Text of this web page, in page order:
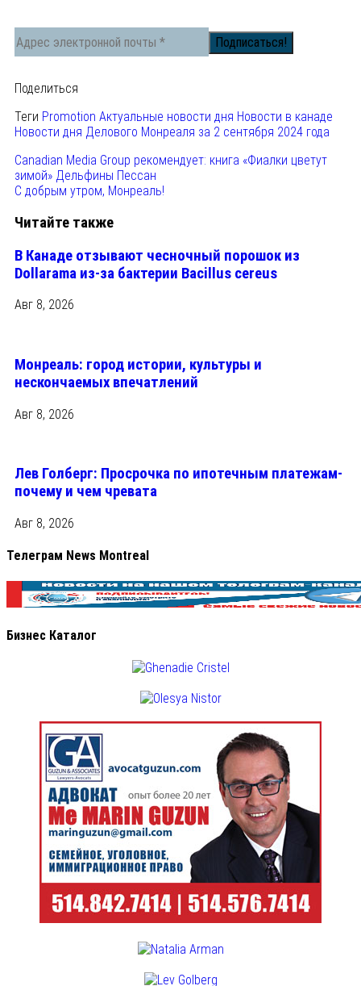
Поделиться
Теги Promotion Актуальные новости дня Новости в канаде
Новости дня Делового Монреаля за 2 сентября 2024 года
Canadian Media Group рекомендует: книга «Фиалки цветут
зимой» Дельфины Пессан
С добрым утром, Монреаль!
Читайте также
В Канаде отзывают чесночный порошок из
Dollarama из-за бактерии Bacillus cereus
Авг 8, 2026
Монреаль: город истории, культуры и
нескончаемых впечатлений
Авг 8, 2026
Лев Голберг: Просрочка по ипотечным платежам-
почему и чем чревата
Авг 8, 2026
Телеграм News Montreal
Бизнес Каталог